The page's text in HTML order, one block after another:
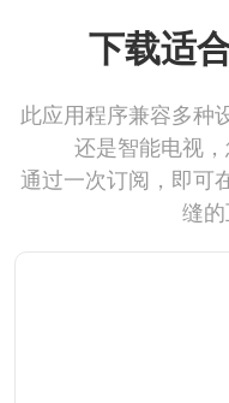
下载适
此应用程序兼容多种
还是智能电视，
通过一次订阅，即可
缝的